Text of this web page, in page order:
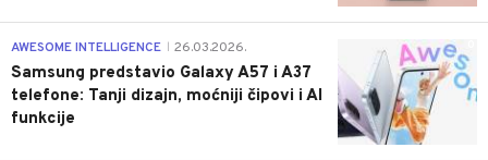
AWESOME INTELLIGENCE 26.03.2026.
Samsung predstavio Galaxy A57 i A37
telefone: Tanji dizajn, moćniji čipovi i AI
funkcije